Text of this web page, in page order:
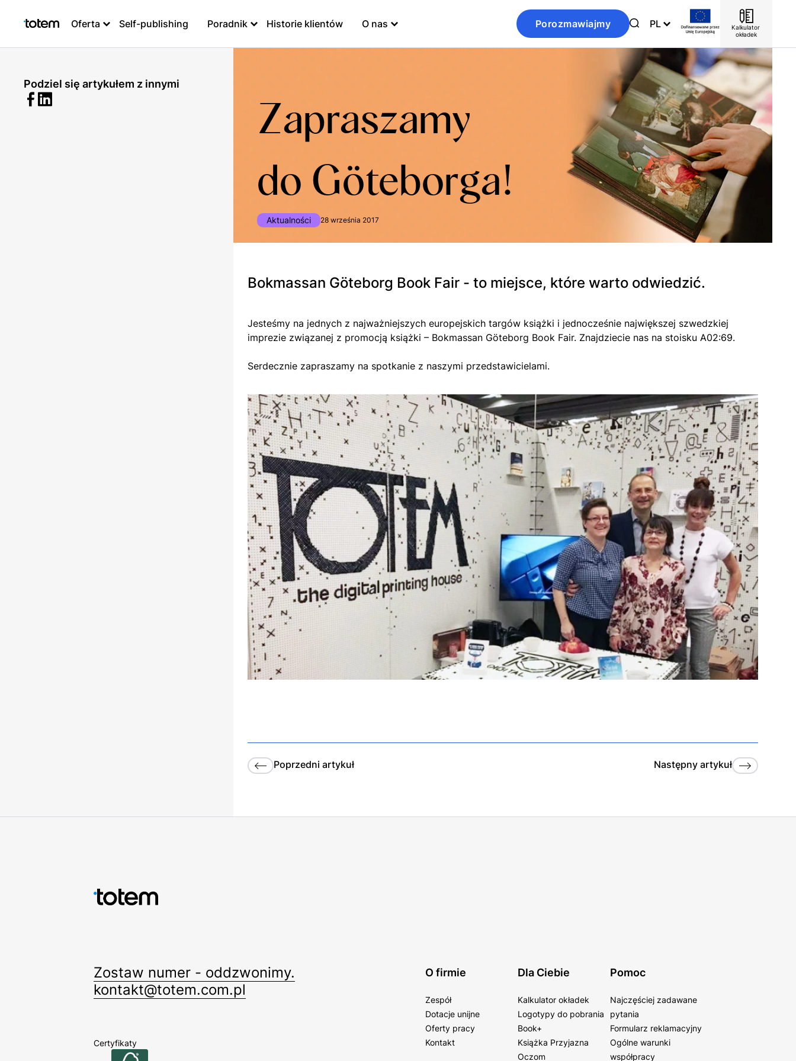
Oferta Self-publishing Poradnik Historie klientów O nas Porozmawiajmy PL
Kalkulator
okładek
Podziel się artykułem z innymi
Zapraszamy
do Göteborga!
Aktualności 28 września 2017
Bokmassan Göteborg Book Fair - to miejsce, które warto odwiedzić.
Jesteśmy na jednych z najważniejszych europejskich targów książki i jednocześnie największej szwedzkiej
imprezie związanej z promocją książki – Bokmassan Göteborg Book Fair. Znajdziecie nas na stoisku A02:69.
Serdecznie zapraszamy na spotkanie z naszymi przedstawicielami.
Poprzedni artykuł Następny artykuł
Zostaw numer - oddzwonimy.
kontakt@totem.com.pl
Certyfikaty
O firmie
Zespół
Dotacje unijne
Oferty pracy
Kontakt
Dla Ciebie
Kalkulator okładek
Logotypy do pobrania
Book+
Książka Przyjazna
Oczom
Pomoc
Najczęściej zadawane
pytania
Formularz reklamacyjny
Ogólne warunki
współpracy